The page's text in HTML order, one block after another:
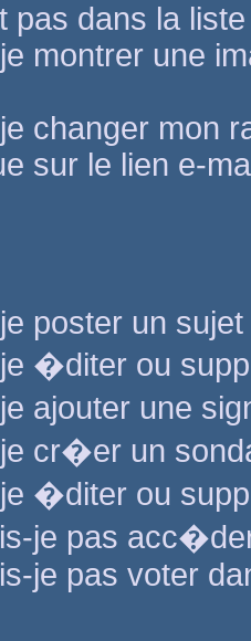
pas dans la
montrer une
changer mon
sur le lien e-
poster un
�diter ou
ajouter une
cr�er un
�diter ou
je pas
je pas voter